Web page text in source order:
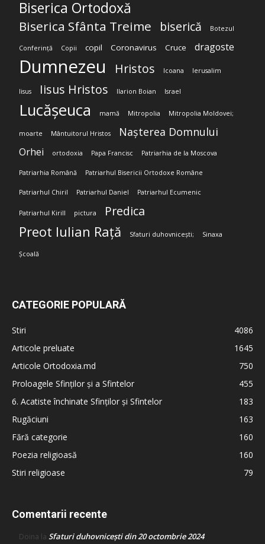
Biserica Ortodoxă
Biserica Sfânta Treime biserică Botezul
Conferință Copii copil Coronavirus Cruce dragoste
Dumnezeu Hristos Icoana Ierusalim
Iisus Iisus Hristos Ilarion Boian Israel
Lucășeuca mamă Mitropolia Mitropolia Moldovei;
moarte Mântuitorul Hristos Nașterea Domnului
Orhei ortodoxia Papa Francisc Patriarhia de la Moscova
Patriarhia Română Patriarhul Bisericii Ortodoxe Române
Patriarhul Chiril Patriarhul Daniel Patriarhul Ecumenic
Patriarhul Kirill pictura Predica
Preot Iulian Rață Sfaturi duhovnicești; Sinaxa
Școală
CATEGORIE POPULARĂ
Stiri
4086
Articole preluate
1645
Articole Ortodoxia.md
750
Proloagele Sfinților și a Sfintelor
455
6. Acatiste închinate Sfinților și Sfintelor
183
Rugăciuni
163
Fără categorie
160
Poezia religioasă
160
Stiri religioase
79
Comentarii recente
Doina la Sfaturi duhovnicești din 20 octombrie 2024